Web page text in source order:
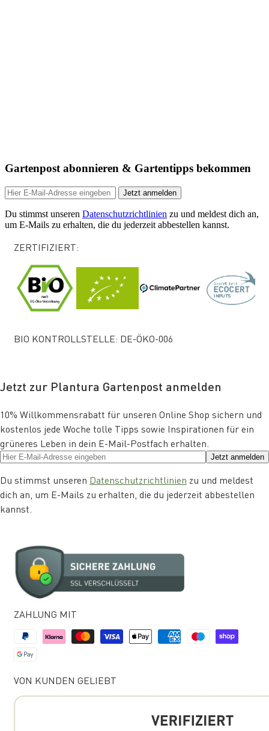
Gartenpost abonnieren & Gartentipps bekommen
Jetzt anmelden
Du stimmst unseren Datenschutzrichtlinien zu und meldest dich an,
um E-Mails zu erhalten, die du jederzeit abbestellen kannst.
ZERTIFIZIERT:
BIO KONTROLLSTELLE: DE-ÖKO-006
Jetzt zur Plantura Gartenpost anmelden
10% Willkommensrabatt für unseren Online Shop sichern und
kostenlos jede Woche tolle Tipps sowie Inspirationen für ein
grüneres Leben in dein E-Mail-Postfach erhalten.
Jetzt anmelden
Du stimmst unseren Datenschutzrichtlinien zu und meldest
dich an, um E-Mails zu erhalten, die du jederzeit abbestellen
kannst.
ZAHLUNG MIT
VON KUNDEN GELIEBT